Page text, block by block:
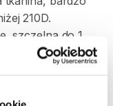
210D.
szczelna do 1